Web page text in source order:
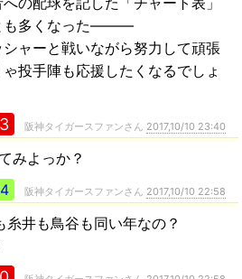
も多くなった―――
ャーと戦いながら努力して頑張
投手陣も応援したくなるでしょ
阪神タイガースファンさん 2017,10/10 23:40
みよっか？
阪神タイガースファンさん 2017,10/10 22:58
糸井も鳥谷も同い年なの？